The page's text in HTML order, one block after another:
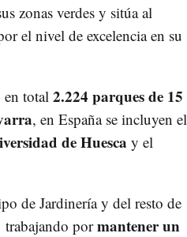
zonas verdes y sitúa al
el nivel de excelencia en su
total 2.224 parques de 15
, en España se incluyen el
de Huesca y el
de Jardinería y del resto de
trabajando pormantener un